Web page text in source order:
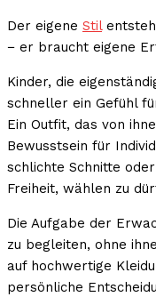
Der eigene Stil
− er braucht eigene
Kinder, die
schneller ein Gefühl
Ein Outfit, das von
Bewusstsein für
schlichte Schnitte
Freiheit, wählen zu
Die Aufgabe der
zu begleiten, ohne
auf hochwertige
persönliche